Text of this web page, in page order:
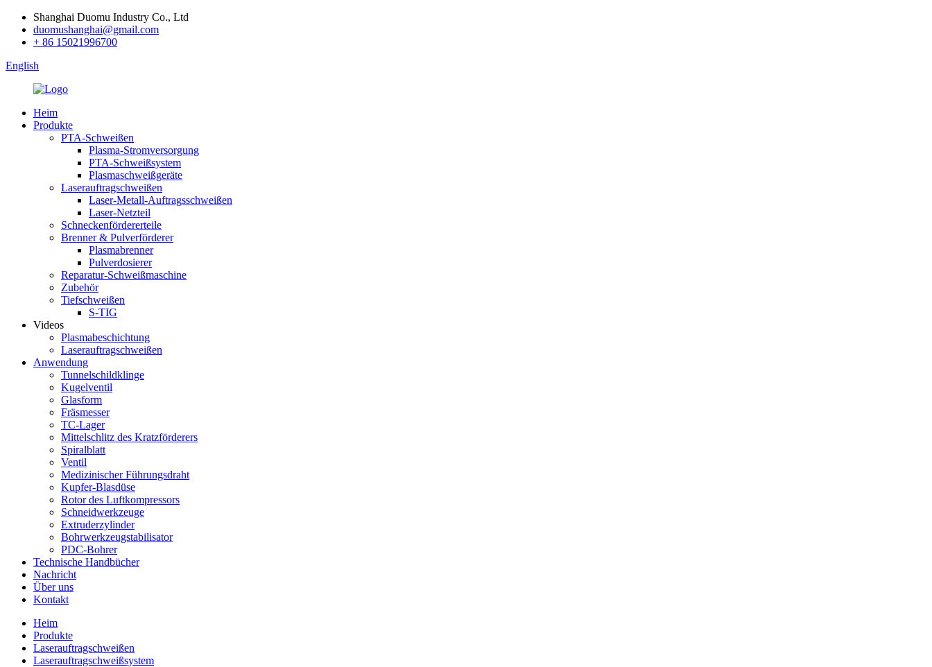
Shanghai Duomu Industry Co., Ltd
duomushanghai@gmail.com
+ 86 15021996700
English
Heim
Produkte
PTA-Schweißen
Plasma-Stromversorgung
PTA-Schweißsystem
Plasmaschweißgeräte
Laserauftragschweißen
Laser-Metall-Auftragsschweißen
Laser-Netzteil
Schneckenfördererteile
Brenner & Pulverförderer
Plasmabrenner
Pulverdosierer
Reparatur-Schweißmaschine
Zubehör
Tiefschweißen
S-TIG
Videos
Plasmabeschichtung
Laserauftragschweißen
Anwendung
Tunnelschildklinge
Kugelventil
Glasform
Fräsmesser
TC-Lager
Mittelschlitz des Kratzförderers
Spiralblatt
Ventil
Medizinischer Führungsdraht
Kupfer-Blasdüse
Rotor des Luftkompressors
Schneidwerkzeuge
Extruderzylinder
Bohrwerkzeugstabilisator
PDC-Bohrer
Technische Handbücher
Nachricht
Über uns
Kontakt
Heim
Produkte
Laserauftragschweißen
Laserauftragschweißsystem